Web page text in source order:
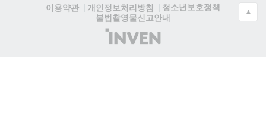
이용약관
개인정보처리방침
청소년보호정책
불법촬영물신고안내
(주)
인
▲